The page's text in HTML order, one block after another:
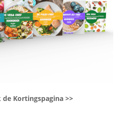
de Kortingspagina >>